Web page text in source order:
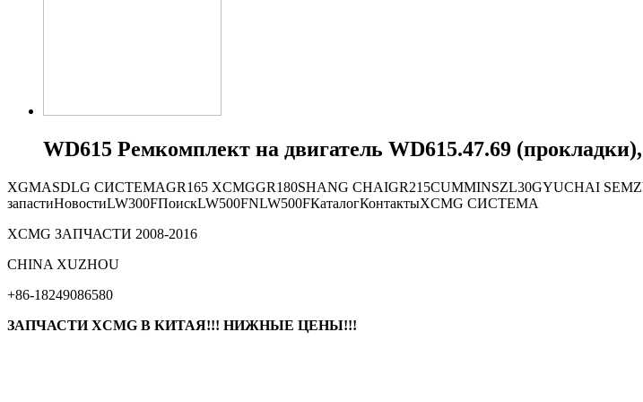
WD615 Ремкомплект на двигатель WD615.47.69
XGMASDLG СИСТЕМАGR165 XCMGGR180SHANG CHAIGR215CUMMINSZL30GYUCHAI SEM
запастиНовостиLW300FПоискLW500FNLW500FКаталогКонтактыXCMG СИСТЕМА
XCMG ЗАПЧАСТИ 2008-2016
СHINA XUZHOU
+86-18249086580
ЗАПЧАСТИ XCMG В КИТАЯ!!! НИЖНЫЕ ЦЕНЫ!!!